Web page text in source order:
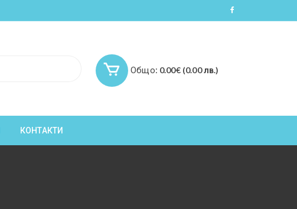
Общо: 0.00€ (0.00 лв.)
КОНТАКТИ